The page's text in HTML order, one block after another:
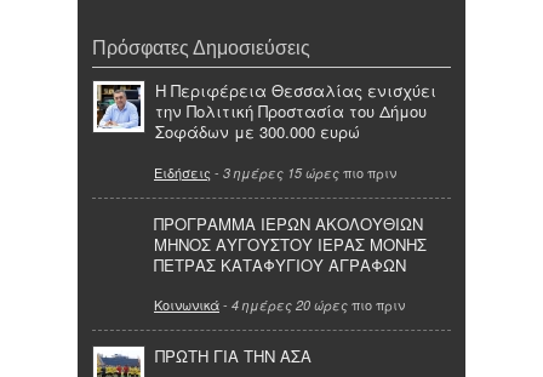
Πρόσφατες Δημοσιεύσεις
Η Περιφέρεια Θεσσαλίας ενισχύει
την Πολιτική Προστασία του Δήμου
Σοφάδων με 300.000 ευρώ
Ειδήσεις - 3 ημέρες 15 ώρες πιο πριν
ΠΡΟΓΡΑΜΜΑ ΙΕΡΩΝ ΑΚΟΛΟΥΘΙΩΝ
ΜΗΝΟΣ ΑΥΓΟΥΣΤΟΥ ΙΕΡΑΣ ΜΟΝΗΣ
ΠΕΤΡΑΣ ΚΑΤΑΦΥΓΙΟΥ ΑΓΡΑΦΩΝ
Κοινωνικά- 4 ημέρες 20 ώρες πιο πριν
ΠΡΩΤΗ ΓΙΑ ΤΗΝ ΑΣΑ